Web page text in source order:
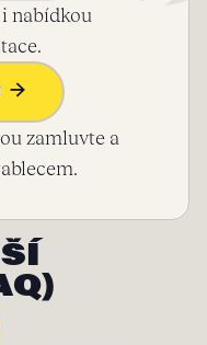
i nabídkou
→
zamluvte a